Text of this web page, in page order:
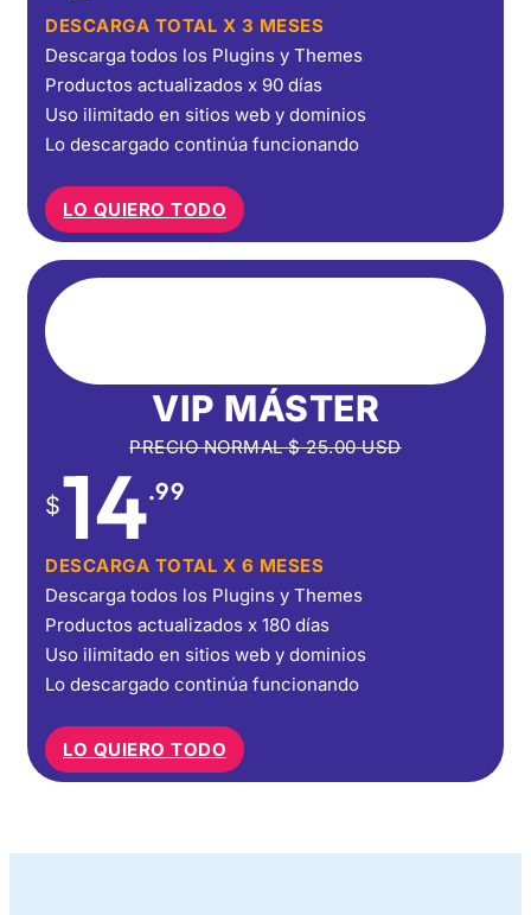
DESCARGA TOTAL X 3 MESES
Descarga todos los Plugins y Themes
Productos actualizados x 90 días
Uso ilimitado en sitios web y dominios
Lo descargado continúa funcionando
LO QUIERO TODO
VIP MÁSTER
PRECIO NORMAL$25.00USD
$14.99
DESCARGA TOTAL X 6 MESES
Descarga todos los Plugins y Themes
Productos actualizados x 180 días
Uso ilimitado en sitios web y dominios
Lo descargado continúa funcionando
LO QUIERO TODO